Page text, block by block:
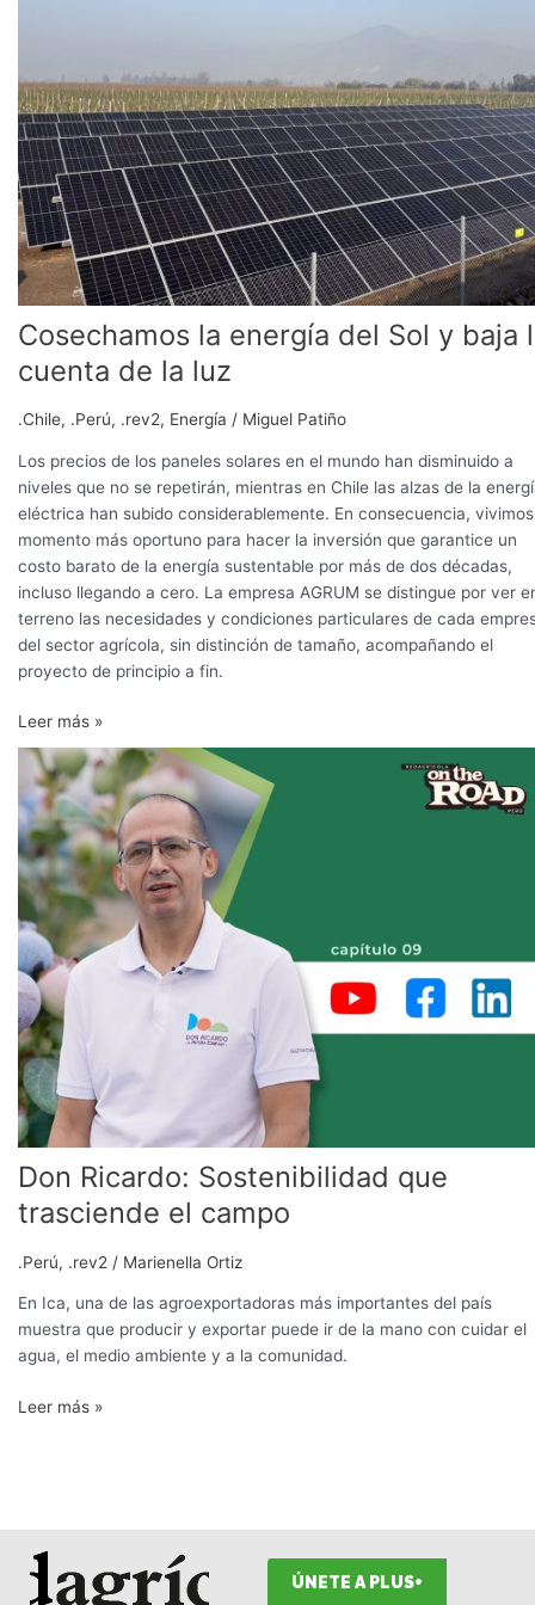
Cosechamos la energía del Sol y baja
cuenta de la luz
.Chile, .Perú, .rev2, Energía / Miguel Patiño
Los precios de los paneles solares en el mundo han disminuido a
niveles que no se repetirán, mientras en Chile las alzas de la
eléctrica han subido considerablemente. En consecuencia,
momento más oportuno para hacer la inversión que garantice un
costo barato de la energía sustentable por más de dos décadas,
incluso llegando a cero. La empresa AGRUM se distingue por ver
terreno las necesidades y condiciones particulares de cada
del sector agrícola, sin distinción de tamaño, acompañando el
proyecto de principio a fin.
y
baja
la
cuenta
de
la
luz
Leer más »
Don Ricardo: Sostenibilidad que
trasciende el campo
.Perú, .rev2 / Marienella Ortiz
En Ica, una de las agroexportadoras más importantes del país
muestra que producir y exportar puede ir de la mano con cuidar el
agua, el medio ambiente y a la comunidad.
Don
Ricardo:
Sostenibilidad
que
trasciende
el
campo
Leer más »
ÚNETE A PLUS+